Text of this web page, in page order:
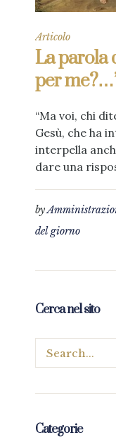
Articolo
La parola
per
“Ma voi, chi
Gesù, che ha
interpella
dare una
by
del giorno
Cerca nel sito
Categorie